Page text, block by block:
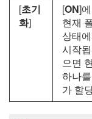
[초기
화]
[ON]
현재
상태
시작
으면
하나
가 할